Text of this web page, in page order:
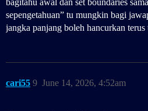
bagitahu awal dan set boundaries
sepengetahuan” tu mungkin bagi
jangka panjang boleh hancurkan
cari55 June 14, 2026, 4:52am
9